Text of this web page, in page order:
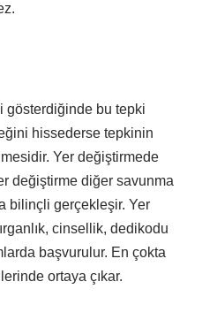
gösterdiğinde bu tepki
hissederse tepkinin
Yer değiştirmede
değiştirme diğer savunma
bilinçli gerçekleşir. Yer
cinsellik, dedikodu
başvurulur. En çokta
ortaya çıkar.